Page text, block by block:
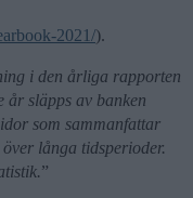
2021/).
i den årliga rapporten
år släpps av banken
som sammanfattar
långa tidsperioder.
”